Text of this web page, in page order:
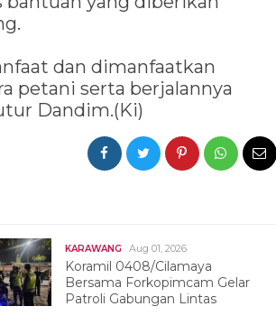
dan dimanfaatkan
petani serta berjalannya
Dandim.(Ki)
KARAWANG Aug 01, 2026
Koramil 0408/Cilamaya
Bersama Forkopimcam Gelar
Patroli Gabungan Lintas